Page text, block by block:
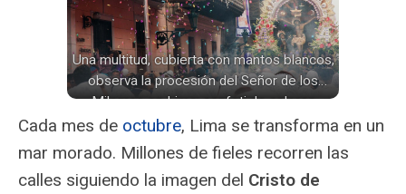
Una multitud, cubierta con mantos blancos,
observa la procesión del Señor de los
Milagros en Lima; confeti de colores
multicolores cae desde los balcones
antiguos, mientras incienso se eleva
alrededor de la imagen religiosa dorada y
oscura.
Cada mes de octubre, Lima se transforma en un
mar morado. Millones de fieles recorren las
calles siguiendo la imagen del Cristo de